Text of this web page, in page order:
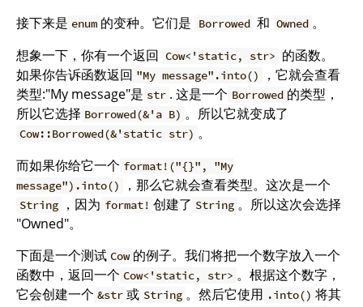
接下来是 enum 的变种。它们是 Borrowed 和 Owned 。
想象一下，你有一个返回 Cow<'static, str> 的函数。
如果你告诉函数返回 "My message".into()
，它就会查看
类型:"My message"是 str . 这是一个 Borrowed 的类型，
所以它选择 Borrowed(&'a B) 。所以它就变成了
Cow::Borrowed(&'static str) 。
而如果你给它一个 format!("{}", "My
message").into()
，那么它就会查看类型。这次是一个
String ，因为 format! 创建了 String 。所以这次会选择
"Owned"。
下面是一个测试 Cow 的例子。我们将把一个数字放入一个
函数中，返回一个 Cow<'static, str> 。根据这个数字，
它会创建一个 &str 或 String 。然后它使用 .into() 将其